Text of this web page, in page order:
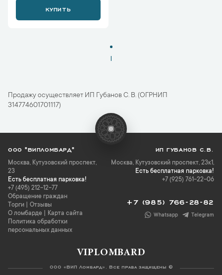
КУПИТЬ
1
Продажу осуществляет ИП Губанов С. В. (ОГРНИП
314774601701117)
ООО "ВИПЛОМБАРД"
Москва, Кутузовский проспект,
23
Есть бесплатная парковка!
+7 (495) 212-12-77
Обращение граждан
Торги
Отзывы
О ломбарде
Карта сайта
Политика обработки
персональных данных
ИП ГУБАНОВ С.В.
Москва, Кутузовский проспект, 23к1,
Есть бесплатная парковка!
+7 (925) 761-22-06
+7 (985) 766-28-82
Whatsapp Telegram
VIPLOMBARD
ООО «ВИП Ломбард». Все права защищены ©